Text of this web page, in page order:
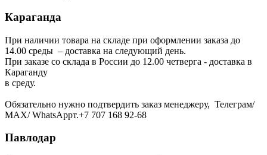
Караганда
При наличии товара на складе при оформлении заказа до
14.00 среды – доставка на следующий день.
При заказе со склада в России до 12.00 четверга - доставка в
Караганду
в среду.
Обязательно нужно подтвердить заказ менеджеру, Телеграм/
МАХ/ WhatsAppт.+7 707 168 92-68
Павлодар